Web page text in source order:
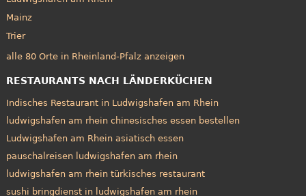
Mainz
Trier
alle 80 Orte in Rheinland-Pfalz anzeigen
RESTAURANTS NACH LÄNDERKÜCHEN
Indisches Restaurant in Ludwigshafen am Rhein
ludwigshafen am rhein chinesisches essen bestellen
Ludwigshafen am Rhein asiatisch essen
pauschalreisen ludwigshafen am rhein
ludwigshafen am rhein türkisches restaurant
sushi bringdienst in ludwigshafen am rhein